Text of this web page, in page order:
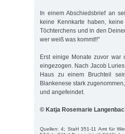
In einem Abschiedsbrief an
keine Kennkarte haben,
Töchterchens und in den
wer weiß was kommt!!"
Erst einige Monate zuvor
eingezogen. Nach Jacob
Haus zu einem Bruchteil
Blankenese stark
und angefeindet.
© Katja Rosemarie
Quellen: 4; StaH 351-11 Amt für